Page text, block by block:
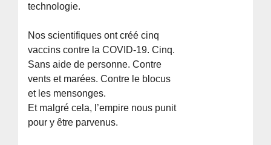
technologie.
Nos scientifiques ont créé cinq
vaccins contre la COVID-19. Cinq.
Sans aide de personne. Contre
vents et marées. Contre le blocus
et les mensonges.
Et malgré cela, l’empire nous punit
pour y être parvenus.